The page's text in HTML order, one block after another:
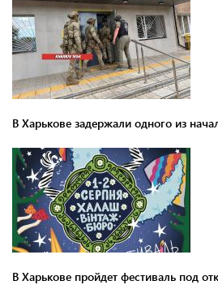
В Харькове задержали одного из
В Харькове пройдет фестиваль под